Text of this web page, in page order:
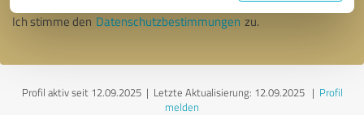
Ich stimme den Datenschutzbestimmungen zu.
Profil aktiv seit 12.09.2025 | Letzte Aktualisierung: 12.09.2025| Profil
melden